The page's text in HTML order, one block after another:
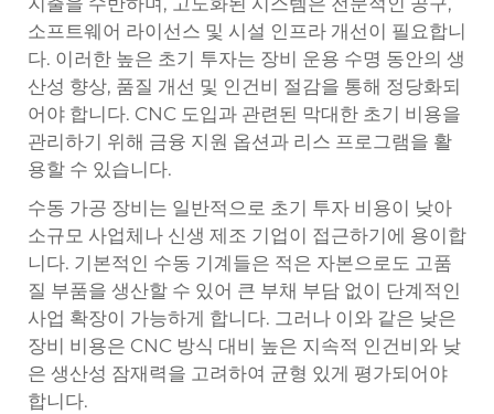
소프트웨어 라이선스 및 시설 인프라 개선이 필요합니
다. 이러한 높은 초기 투자는 장비 운용 수명 동안의 생
산성 향상, 품질 개선 및 인건비 절감을 통해 정당화되
어야 합니다. CNC 도입과 관련된 막대한 초기 비용을
관리하기 위해 금융 지원 옵션과 리스 프로그램을 활
용할 수 있습니다.
수동 가공 장비는 일반적으로 초기 투자 비용이 낮아
소규모 사업체나 신생 제조 기업이 접근하기에 용이합
니다. 기본적인 수동 기계들은 적은 자본으로도 고품
질 부품을 생산할 수 있어 큰 부채 부담 없이 단계적인
사업 확장이 가능하게 합니다. 그러나 이와 같은 낮은
장비 비용은 CNC 방식 대비 높은 지속적 인건비와 낮
은 생산성 잠재력을 고려하여 균형 있게 평가되어야
합니다.